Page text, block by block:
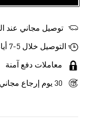
توصيل مجاني عند
التوصيل خلال 5-7 أيام عمل
معاملات دفع آمنة